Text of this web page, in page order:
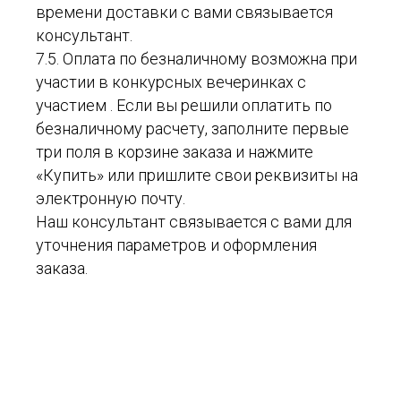
времени доставки с вами связывается
консультант.
7.5. Оплата по безналичному возможна при
участии в конкурсных вечеринках с
участием . Если вы решили оплатить по
безналичному расчету, заполните первые
три поля в корзине заказа и нажмите
«Купить» или пришлите свои реквизиты на
электронную почту.
Наш консультант связывается с вами для
уточнения параметров и оформления
заказа.